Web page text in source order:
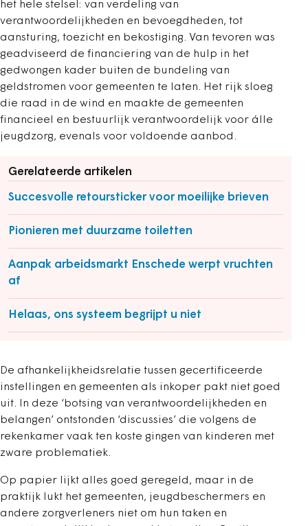
het hele stelsel: van verdeling van
verantwoordelijkheden en bevoegdheden, tot
aansturing, toezicht en bekostiging. Van tevoren was
geadviseerd de financiering van de hulp in het
gedwongen kader buiten de bundeling van
geldstromen voor gemeenten te laten. Het rijk sloeg
die raad in de wind en maakte de gemeenten
financieel en bestuurlijk verantwoordelijk voor álle
jeugdzorg, evenals voor voldoende aanbod.
Gerelateerde artikelen
Succesvolle retoursticker voor moeilijke brieven
Pionieren met duurzame toiletten
Aanpak arbeidsmarkt Enschede werpt vruchten
af
Helaas, ons systeem begrijpt u niet
De afhankelijkheidsrelatie tussen gecertificeerde
instellingen en gemeenten als inkoper pakt niet goed
uit. In deze ‘botsing van verantwoordelijkheden en
belangen’ ontstonden ‘discussies’ die volgens de
rekenkamer vaak ten koste gingen van kinderen met
zware problematiek.
Op papier lijkt alles goed geregeld, maar in de
praktijk lukt het gemeenten, jeugdbeschermers en
andere zorgverleners niet om hun taken en